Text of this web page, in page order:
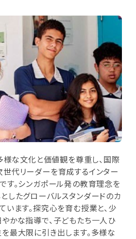
様な文化と価値観を尊重し、国際
代リーダーを育成するインター
す。シンガポール発の教育理念を
したグローバルスタンダードのカ
います。探究心を育む授業と、少
かな指導で、子どもたち一人ひ
最大限に引き出します。多様な